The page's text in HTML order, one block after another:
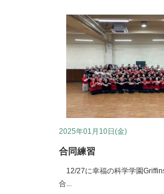
2025年01月10日(金)
合同練習
12/27に幸福の科学学園
合...